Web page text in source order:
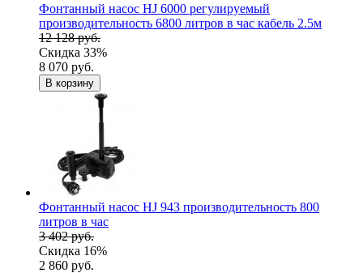
Фонтанный насос HJ 6000 регулируемый
производительность 6800 литров в час кабель 2.5м
12 128 руб.
Скидка 33%
8 070 руб.
В корзину
Фонтанный насос HJ 943 производительность 800
литров в час
3 402 руб.
Скидка 16%
2 860 руб.